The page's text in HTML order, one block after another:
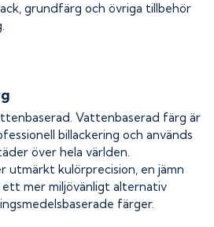
grundfärg och övriga tillbehör
Vattenbaserad färg är
billackering och används
över hela världen.
utmärkt kulörprecision, en jämn
mer miljövänligt alternativ
färger.